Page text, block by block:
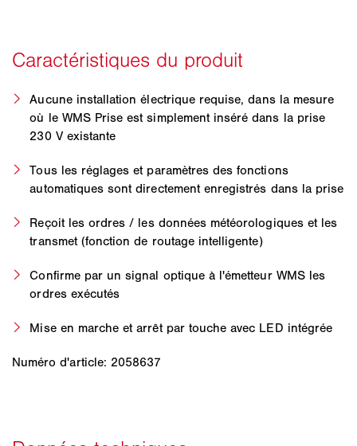
Aucune installation électrique requise, dans la mesure
où le WMS Prise est simplement inséré dans la prise
230 V existante
Tous les réglages et paramètres des fonctions
automatiques sont directement enregistrés dans la prise
Reçoit les ordres / les données météorologiques et les
transmet (fonction de routage intelligente)
Confirme par un signal optique à l'émetteur WMS les
ordres exécutés
Mise en marche et arrêt par touche avec LED intégrée
Numéro d'article: 2058637